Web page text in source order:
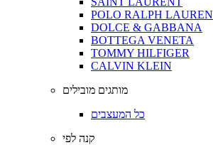
POLO RALPH LAUREN
DOLCE & GABBANA
BOTTEGA VENETA
TOMMY HILFIGER
CALVIN KLEIN
מותגים מובילים
כל המעצבים
קנה לפי